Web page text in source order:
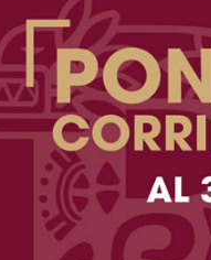
DE 2026
a la pantalla
al elenco de voces de
personaje “Santa de
este 1 de junio de
se volvió viral,
Toy Story 5 ((última
42 gracias